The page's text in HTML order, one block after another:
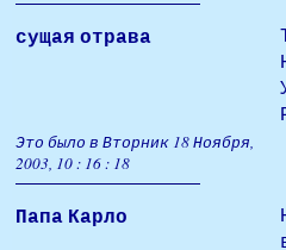
сущая отрава
Это было в Вторник 18 Ноября,
2003, 10 : 16 : 18
Папа Карло